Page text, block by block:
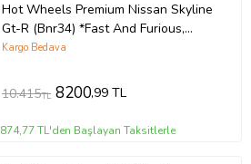
Hot Wheels Premium Nissan Skyline
Gt-R (Bnr34) *Fast And Furious,
Oyuncak Araba (Çok Renkli)
Kargo Bedava
10.415TL 8200,99 TL
874,77 TL'den Başlayan Taksitlerle